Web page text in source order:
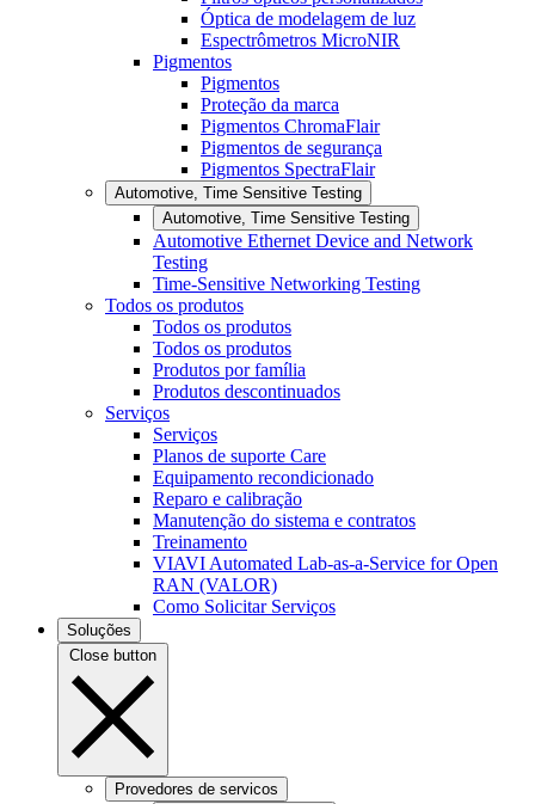
Óptica de modelagem de luz
Espectrômetros MicroNIR
Pigmentos
Pigmentos
Proteção da marca
Pigmentos ChromaFlair
Pigmentos de segurança
Pigmentos SpectraFlair
Automotive, Time Sensitive Testing
Automotive, Time Sensitive Testing
Automotive Ethernet Device and Network
Testing
Time-Sensitive Networking Testing
Todos os produtos
Todos os produtos
Todos os produtos
Produtos por família
Produtos descontinuados
Serviços
Serviços
Planos de suporte Care
Equipamento recondicionado
Reparo e calibração
Manutenção do sistema e contratos
Treinamento
VIAVI Automated Lab-as-a-Service for Open
RAN (VALOR)
Como Solicitar Serviços
Soluções
Close button
Provedores de servicos